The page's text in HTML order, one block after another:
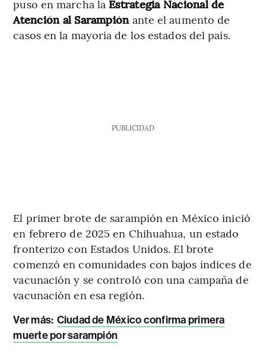
puso en marcha la Estrategia Nacional de
Atención al Sarampiónante el aumento de
casos en la mayoría de los estados del país.
PUBLICIDAD
El primer brote de sarampión en México inició
en febrero de 2025 en Chihuahua, un estado
fronterizo con Estados Unidos. El brote
comenzó en comunidades con bajos índices de
vacunación y se controló con una campaña de
vacunación en esa región.
Ver más: Ciudad de México confirma primera
muerte por sarampión